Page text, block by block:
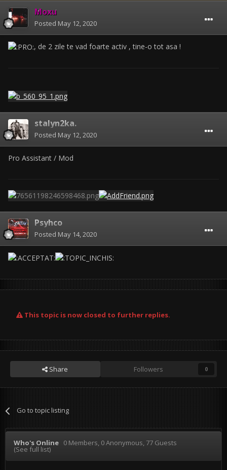
Moxu
Posted May 12, 2020
, de 2 zile te vad foarte activ , tine-o tot asa !
stalyn2ka.
Posted May 12, 2020
Pro Assistant / Mod
Psyhco
Posted May 14, 2020
This topic is now closed to further replies.
Share Followers 0
Go to topic listing
Who's Online 0 Members, 0 Anonymous, 77 Guests
(See full list)